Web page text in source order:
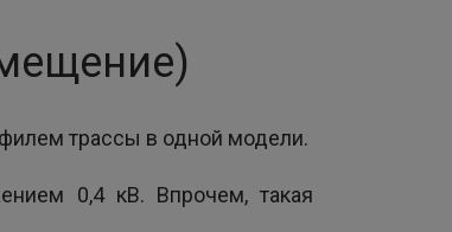
трассы в одной модели.
0,4 кВ. Впрочем, такая